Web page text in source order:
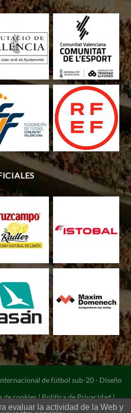
de fútbol sub-20 - Diseño
de cookies|Política de Privacidad|
transparencia
evaluar la actividad de la Web y